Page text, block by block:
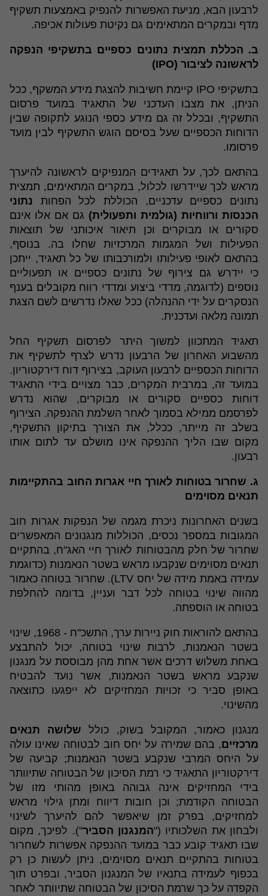
לרבעון הבא, מניעת האפשרות להנפיק באמצעות תשקיף
מדף ובמקרים המתאימים גם נקיטת פעולות אכיפה.
ב. הכללת תמצית נתונים כספיים בתשקיפי הנפקה
לראשונה לציבור (IPO)
בתשקיפי IPO קיימת חשיבות להצגת מידע המשקף, ככל
הניתן, את מצבו העדכני של התאגיד במועד פרסום
התשקיף, ובכלל זה גם מידע כספי הנוגע לתקופה שבין
הדוחות הכספיים שעל בסיסם הוגש התשקיף לבין מועד
פרסומו.
בהתאם לכך, על תאגידים המנפיקים לראשונה להיערך
מראש לכך שיידרשו לכלול, במקרים המתאימים, תמצית
נתונים כספיים עדכניים, הכוללת לכל הפחות נתוני
הכנסות ורווחיות (גולמית ותפעולית) גם אם אלו אינם
סקורים או מבוקרים וכן תיאור איכותני של תוצאות
הפעילות ושל המגמות המרכזיות שחלו בה. בנוסף,
בהתאם לאופי פעילותו ולמורכבותו של כל תאגיד, ייתכן
כי יידרש גם צירוף של נתונים כספיים או תפעוליים
נוספים (לדוגמה, מדדי ביצוע ומדדי רווח מקובלים בענף
הנסקרים על ידי ההנהלה) ככל שאלו נדרשים לשם הצגת
תמונה מלאה ועדכנית.
תאגיד המתכוון למשוך היתר לפרסום תשקיף החל
מהשבוע האחרון של הרבעון נדרש לצרף לתשקיף את
הדוחות הכספיים לרבעון העוקב, בצירוף דוח דירקטוריון.
במועד זה, במרבית המקרים, כבר מצויים בידי התאגיד
דוחות כספיים סקורים או מבוקרים, שהוא נדרש
לפרסמם ממילא בסמוך לאחר השלמת ההנפקה. הצירוף
בשלב זה מייתר, ככלל, את הצורך בתיקון התשקיף,
מקום שבו הליך ההנפקה אינו מושלם עד לתום אותו
רבעון.
ג. שחרור בטוחות לאורך חיי אגרות החוב בהתקיימות
תנאים מסוימים
בשנים האחרונות ניכרת מגמה של הנפקות אגרות חוב
המגובות במספר נכסים, הכוללות מנגנונים המאפשרים
שחרור של חלק מהבטוחות לאורך חיי האג"ח, בהתקיים
תנאים מסוימים שנקבעו מראש בשטר הנאמנות (כדוגמת
עמידה באמת מידה של יחס LTV). שחרור בטוחה כאמור
מהווה שינוי בטוחה לכל דבר ועניין, בדומה להחלפת
בטוחה או הוספתה.
בהתאם להוראות חוק ניירות ערך, התשכ"ח - 1968, שינוי
בשטר הנאמנות, לרבות שינוי בטוחה, יכול להתבצע
באחת משלוש דרכים אשר אחת מהן מבוססת על מנגנון
שנקבע מראש בשטר הנאמנות, אשר נועד להבטיח
באופן סביר כי זכויות המחזיקים לא ייפגעו כתוצאה
מהשינוי.
מנגנון כאמור, המקובל בשוק, כולל שלושה תנאים
מרכזיים, בהם שמירה על יחס חוב לבטוחה שאינו עולה
על היחס המרבי שנקבע בשטר הנאמנות; קביעה של
דירקטוריון התאגיד כי רמת הסיכון של הבטוחה שתיוותר
בידי המחזיקים אינה גבוהה באופן מהותי מזו של
הבטוחה הקודמת; וכן חובות דיווח ומתן גילוי מראש
למחזיקים, בפרק זמן שיאפשר להם להיערך לשינוי
ולבחון את השלכותיו ("המנגנון הסביר"). לפיכך, מקום
שבו תאגיד קובע כבר במועד ההנפקה אפשרות לשחרור
בטוחות בהתקיים תנאים מסוימים, ניתן לעשות כן רק
בכפוף לעמידה בתנאיו של המנגנון הסביר, ובפרט תוך
הקפדה על כך שרמת הסיכון של הבטוחה שתיוותר לאחר